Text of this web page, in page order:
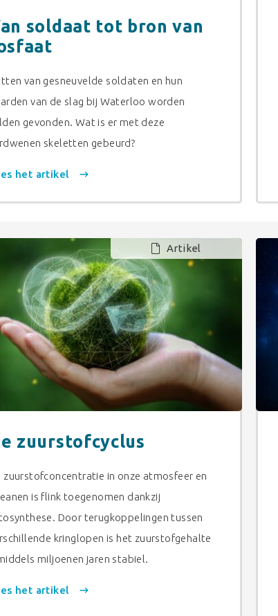
soldaat tot bron van
van gesneuvelde soldaten en hun
van de slag bij Waterloo worden
gevonden. Wat is er met deze
skeletten gebeurd?
het artikel
Artikel
zuurstofcyclus
zuurstofconcentratie in onze atmosfeer en
is flink toegenomen dankzij
Door terugkoppelingen tussen
kringlopen is het zuurstofgehalte
miljoenen jaren stabiel.
het artikel